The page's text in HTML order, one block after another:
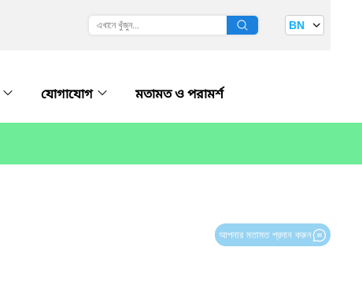
BN
যোগাযোগ মতামত ও পরামর্শ
আপনার মতামত প্রদান করুন